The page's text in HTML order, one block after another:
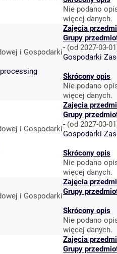
Nie podano
więcej danych.
i Gospodarki
Zajęcia
Grupy
- (od 2027-03-
Gospodarki
Skrócony opis
Nie podano
więcej danych.
i Gospodarki
Zajęcia
Grupy
- (od 2027-03-
Gospodarki
Skrócony opis
Nie podano
więcej danych.
i Gospodarki
Zajęcia
Grupy
Skrócony opis
Nie podano
więcej danych.
Zajęcia
Grupy